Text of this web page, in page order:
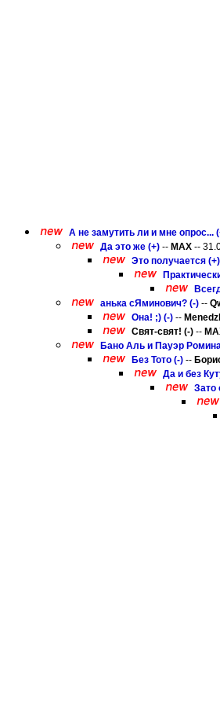
А не замутить ли и мне опрос...
Да это же (+) -- MAX --
Это получается (+)
анька сЯминович? (-) --
Она! ;) (-) --
Свят-свят! (-) --
Бано Аль и Пауэр
Без Тото (-) --
Да и без
Зато